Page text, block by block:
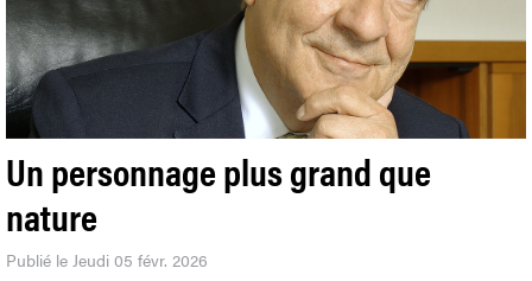
Un personnage plus grand que
nature
Publié le Jeudi 05 févr. 2026